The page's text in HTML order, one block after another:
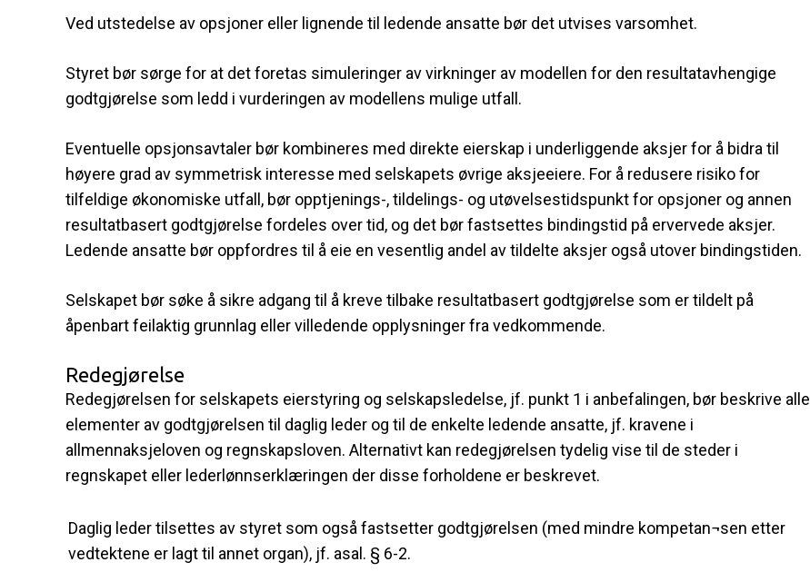
Ved utstedelse av opsjoner eller lignende til ledende ansatte bør det utvises varsomhet.
Styret bør sørge for at det foretas simuleringer av virkninger av modellen for den resultatavhengige
godtgjørelse som ledd i vurderingen av modellens mulige utfall.
Eventuelle opsjonsavtaler bør kombineres med direkte eierskap i underliggende aksjer for å bidra til
høyere grad av symmetrisk interesse med selskapets øvrige aksjeeiere. For å redusere risiko for
tilfeldige økonomiske utfall, bør opptjenings-, tildelings- og utøvelsestidspunkt for opsjoner og annen
resultatbasert godtgjørelse fordeles over tid, og det bør fastsettes bindingstid på ervervede aksjer.
Ledende ansatte bør oppfordres til å eie en vesentlig andel av tildelte aksjer også utover bindingstiden.
Selskapet bør søke å sikre adgang til å kreve tilbake resultatbasert godtgjørelse som er tildelt på
åpenbart feilaktig grunnlag eller villedende opplysninger fra vedkommende.
Redegjørelse
Redegjørelsen for selskapets eierstyring og selskapsledelse, jf. punkt 1 i anbefalingen, bør beskrive alle
elementer av godtgjørelsen til daglig leder og til de enkelte ledende ansatte, jf. kravene i
allmennaksjeloven og regnskapsloven. Alternativt kan redegjørelsen tydelig vise til de steder i
regnskapet eller lederlønnserklæringen der disse forholdene er beskrevet.
Daglig leder tilsettes av styret som også fastsetter godtgjørelsen (med mindre kompetan¬sen etter
vedtektene er lagt til annet organ), jf. asal. § 6-2.